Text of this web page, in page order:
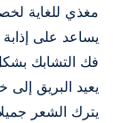
مغذي للغاية
يساعد على إذابة
فك التشابك
يعيد البريق
يترك الشعر